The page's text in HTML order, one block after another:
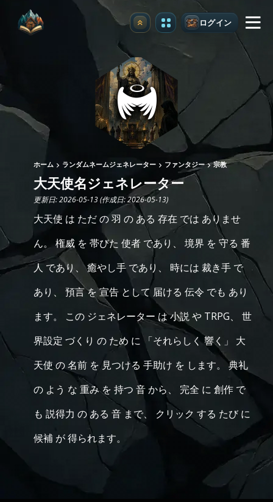
アップグレード ログイン
ホーム ランダムネームジェネレーター ファンタジー 宗教
大天使名ジェネレーター
更新日: 2026-05-13 (作成日: 2026-05-13)
大天使 は ただ の 羽 の ある 存在 では ありませ
ん。 権威 を 帯びた 使者 であり、 境界 を 守る 番
人 であり、 癒やし手 であり、 時には 裁き手 で
あり、 預言 を 宣告 として 届ける 伝令 でも あり
ます。 この ジェネレーター は 小説 や TRPG、 世
界設定 づくり の ため に 「それらしく 響く」 大
天使 の 名前 を 見つける 手助け を します。 典礼
の よう な 重み を 持つ 音 から、 完全 に 創作 で
も 説得力 の ある 音 まで、 クリック する たび に
候補 が 得られます。